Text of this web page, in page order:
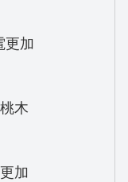
更加
木
加